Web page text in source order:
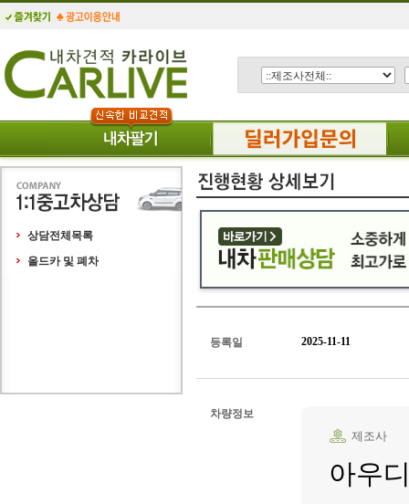
상담전체목록
올드카 및 폐차
등록일 2025-11-11
차량정보
제조사
아우